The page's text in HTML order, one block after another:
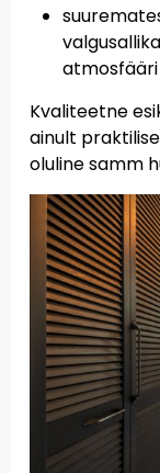
Kvaliteetne
ainult
oluline samm